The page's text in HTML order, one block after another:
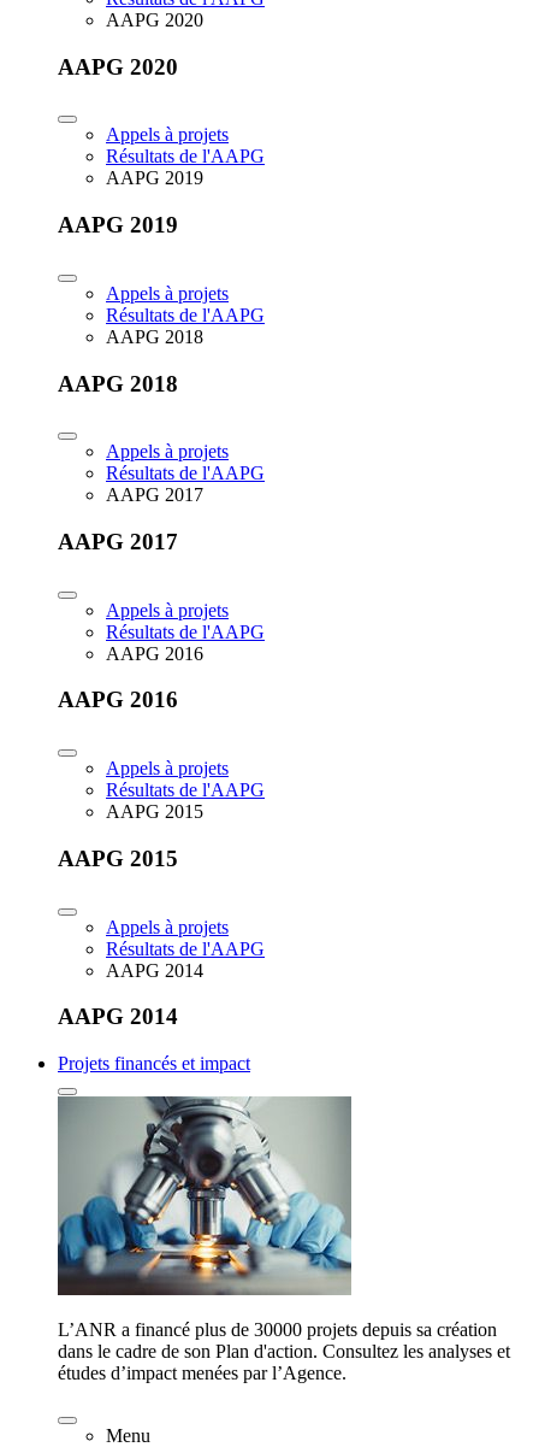
AAPG 2020
AAPG 2020
Appels à projets
Résultats de l'AAPG
AAPG 2019
AAPG 2019
Appels à projets
Résultats de l'AAPG
AAPG 2018
AAPG 2018
Appels à projets
Résultats de l'AAPG
AAPG 2017
AAPG 2017
Appels à projets
Résultats de l'AAPG
AAPG 2016
AAPG 2016
Appels à projets
Résultats de l'AAPG
AAPG 2015
AAPG 2015
Appels à projets
Résultats de l'AAPG
AAPG 2014
AAPG 2014
Projets financés et impact
L’ANR a financé plus de 30000 projets depuis sa création
dans le cadre de son Plan d'action. Consultez les analyses et
études d’impact menées par l’Agence.
Menu